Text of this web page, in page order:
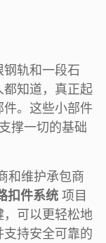
轨和一段石
知道，真正起
。这些小部件
撑一切的基础
和维护承包商
扣件系统 项目
可以更轻松地
持安全可靠的